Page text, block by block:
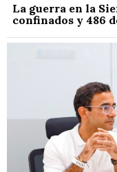
La guerra en la
confinados y 486